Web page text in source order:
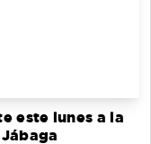
este lunes a la